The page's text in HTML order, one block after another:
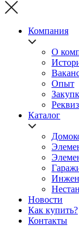
Компания
О
Опыт
Каталог
Новости
Как купить?
Контакты